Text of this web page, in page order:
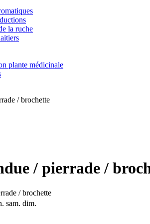
la ruche
plante médicinale
/ brochette
/ pierrade /
sam. dim.